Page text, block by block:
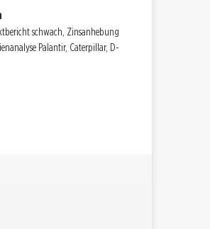
schwach, Zinsanhebung
Palantir, Caterpillar, D-